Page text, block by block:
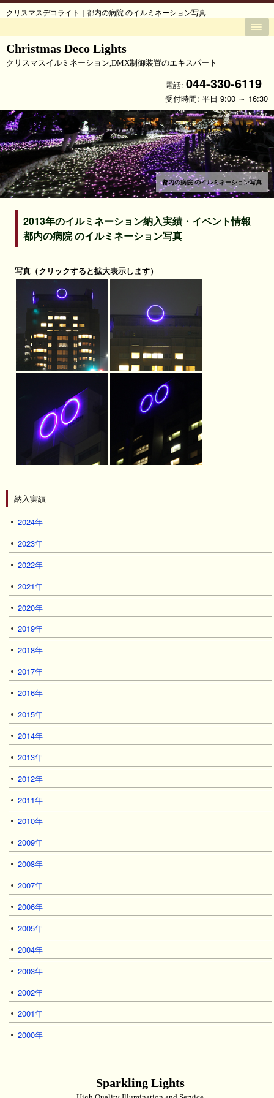
クリスマスデコライト｜都内の病院 のイルミネーション写真
Christmas Deco Lights
クリスマスイルミネーション,DMX制御装置のエキスパート
電話: 044-330-6119
受付時間: 平日 9:00 ～ 16:30
都内の病院 のイルミネーション写真
2013年のイルミネーション納入実績・イベント情報
都内の病院 のイルミネーション写真
写真（クリックすると拡大表示します）
納入実績
2024年
2023年
2022年
2021年
2020年
2019年
2018年
2017年
2016年
2015年
2014年
2013年
2012年
2011年
2010年
2009年
2008年
2007年
2006年
2005年
2004年
2003年
2002年
2001年
2000年
Sparkling Lights